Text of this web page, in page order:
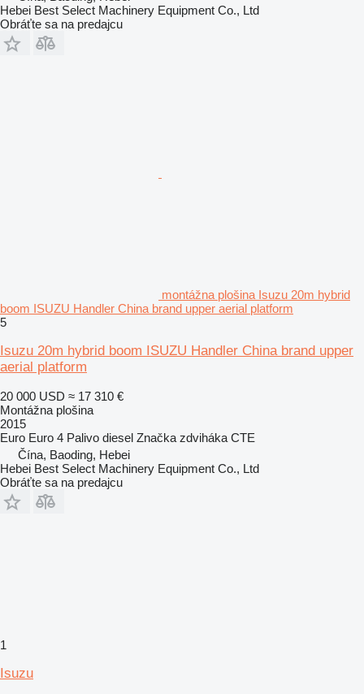
Hebei Best Select Machinery Equipment Co., Ltd
Obráťte sa na predajcu
montážna plošina Isuzu 20m hybrid
boom ISUZU Handler China brand upper aerial platform
5
Isuzu 20m hybrid boom ISUZU Handler China brand upper
aerial platform
20 000 USD ≈ 17 310 €
Montážna plošina
2015
Euro Euro 4 Palivo diesel Značka zdviháka CTE
Čína, Baoding, Hebei
Hebei Best Select Machinery Equipment Co., Ltd
Obráťte sa na predajcu
1
Isuzu